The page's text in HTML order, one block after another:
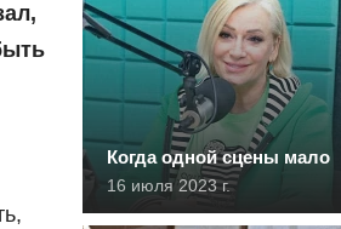
Когда одной сцены мало
16 июля 2023 г.